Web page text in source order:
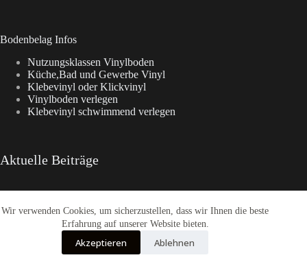
Wir verwenden Cookies, um sicherzustellen, dass wir Ihnen die beste
Erfahrung auf unserer Website bieten.
Akzeptieren Ablehnen
Bodenbelag Infos
Nutzungsklassen Vinylboden
Küche,Bad und Gewerbe Vinyl
Klebevinyl oder Klickvinyl
Vinylboden verlegen
Klebevinyl schwimmend verlegen
Aktuelle Beiträge
Enia Kollektionen im Überblick
CasaNova Vinylboden
Warum sich der Weg zu Fashion-WohnTrend.de lohnt
COREtec® Tytan – Der Designboden